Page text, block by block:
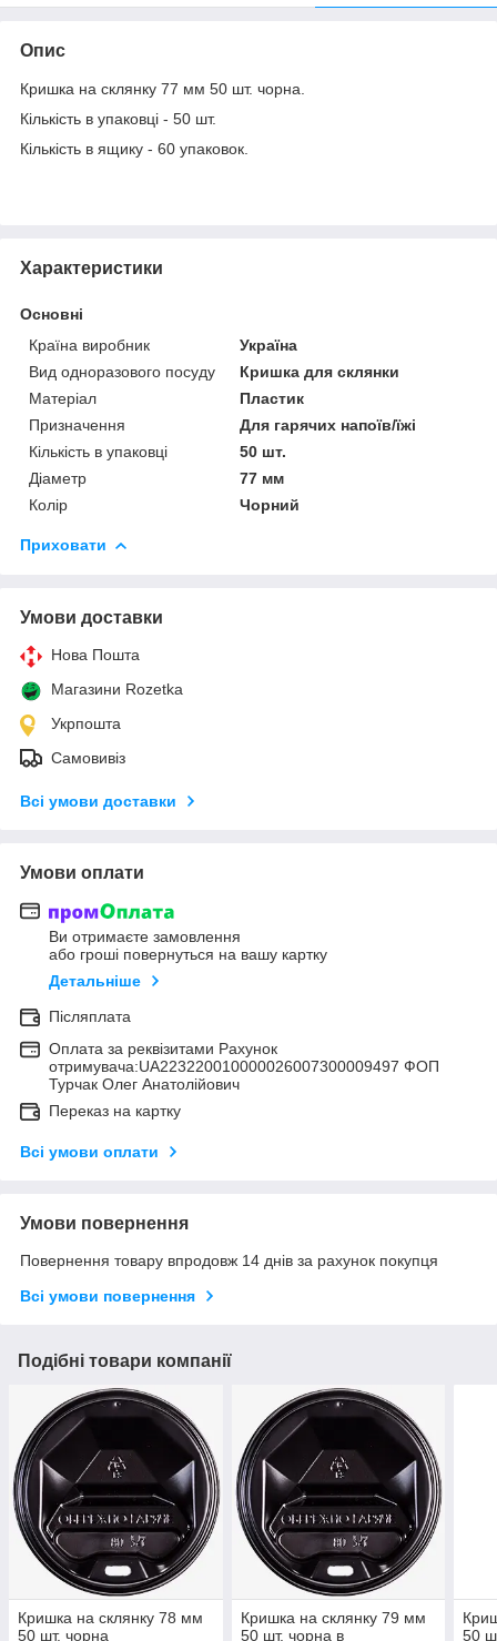
Опис
Кришка на склянку 77 мм 50 шт. чорна.
Кількість в упаковці - 50 шт.
Кількість в ящику - 60 упаковок.
Характеристики
Основні
Країна виробник
Україна
Вид одноразового посуду
Кришка для склянки
Матеріал
Пластик
Призначення
Для гарячих напоїв/їжі
Кількість в упаковці
50 шт.
Діаметр
77 мм
Колір
Чорний
Приховати
Умови доставки
Нова Пошта
Магазини Rozetka
Укрпошта
Самовивіз
Всі умови доставки
Умови оплати
Ви отримаєте замовлення
або гроші повернуться на вашу картку
Детальніше
Післяплата
Оплата за реквізитами Рахунок
отримувача:UA223220010000026007300009497 ФОП
Турчак Олег Анатолійович
Переказ на картку
Всі умови оплати
Умови повернення
Повернення товару впродовж 14 днів за рахунок покупця
Всі умови повернення
Подібні товари компанії
Кришка на склянку 78 мм
50 шт. чорна
Кришка на склянку 79 мм
50 шт. чорна в
50